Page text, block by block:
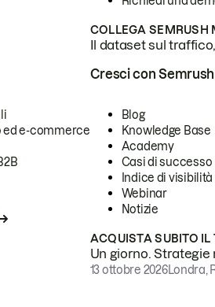
COLLEGA SEMRUSH
Il dataset sul
ed e-commerce
Cresci con Semrush
Blog
Knowledge Base
Academy
Casi di successo
Indice di visibilità
Webinar
Notizie
ACQUISTA SUBITO IL
Un giorno.
13 ottobre 2026Londra,